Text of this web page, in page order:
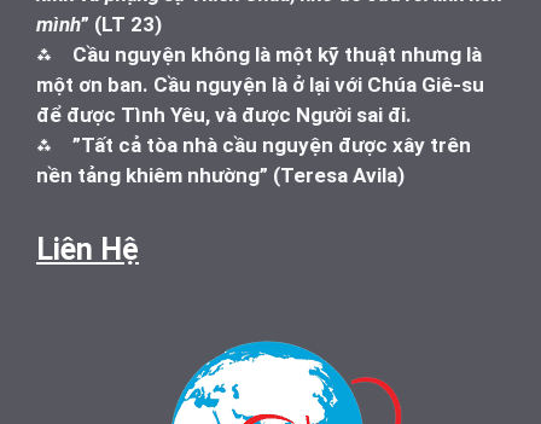
mình” (LT 23)
⁂ Cầu nguyện không là một kỹ thuật nhưng là
một ơn ban. Cầu nguyện là ở lại với Chúa Giê-su
để được Tình Yêu, và được Người sai đi.
⁂ ”Tất cả tòa nhà cầu nguyện được xây trên
nền tảng khiêm nhường” (Teresa Avila)
Liên Hệ